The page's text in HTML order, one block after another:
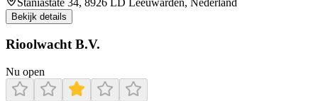
Bekijk details
Rioolwacht B.V.
Nu open